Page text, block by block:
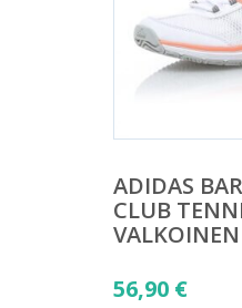
ADIDAS
CLUB
56,90 €